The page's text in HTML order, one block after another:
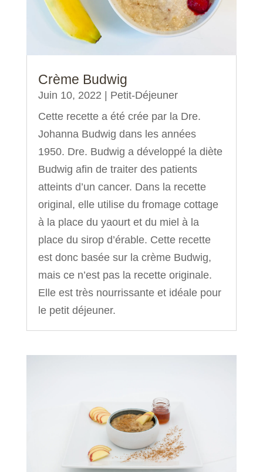
Crème Budwig
Juin 10, 2022 | Petit-Déjeuner
Cette recette a été crée par la Dre.
Johanna Budwig dans les années
1950. Dre. Budwig a développé la diète
Budwig afin de traiter des patients
atteints d’un cancer. Dans la recette
original, elle utilise du fromage cottage
à la place du yaourt et du miel à la
place du sirop d’érable. Cette recette
est donc basée sur la crème Budwig,
mais ce n’est pas la recette originale.
Elle est très nourrissante et idéale pour
le petit déjeuner.